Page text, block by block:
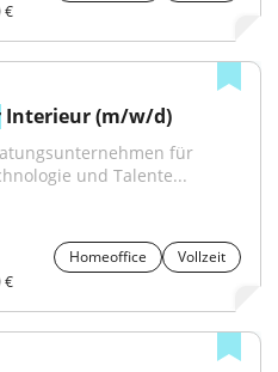
€
Interieur (m/w/d)
für
und Talente...
Homeoffice
Vollzeit
€